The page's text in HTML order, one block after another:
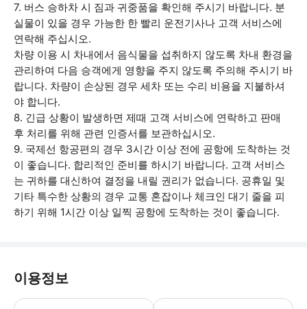
7. 버스 승하차 시 짐과 귀중품을 확인해 주시기 바랍니다. 분
실물이 있을 경우 가능한 한 빨리 운전기사나 고객 서비스에
연락해 주십시오.
차량 이용 시 차내에서 음식물을 섭취하지 않도록 차내 환경을
관리하여 다음 승객에게 영향을 주지 않도록 주의해 주시기 바
랍니다. 차량이 손상된 경우 세차 또는 수리 비용을 지불하셔
야 합니다.
8. 긴급 상황이 발생하면 제때 고객 서비스에 연락하고 판매
후 처리를 위해 관련 인증서를 보관하십시오.
9. 국제선 항공편의 경우 3시간 이상 전에 공항에 도착하는 것
이 좋습니다. 합리적인 준비를 하시기 바랍니다. 고객 서비스
는 귀하를 대신하여 결정을 내릴 권리가 없습니다. 공휴일 및
기타 특수한 상황의 경우 교통 혼잡이나 체크인 대기 줄을 피
하기 위해 1시간 이상 일찍 공항에 도착하는 것이 좋습니다.
이용정보
* 소요시간 : 120분 (옵션에 따라 소요